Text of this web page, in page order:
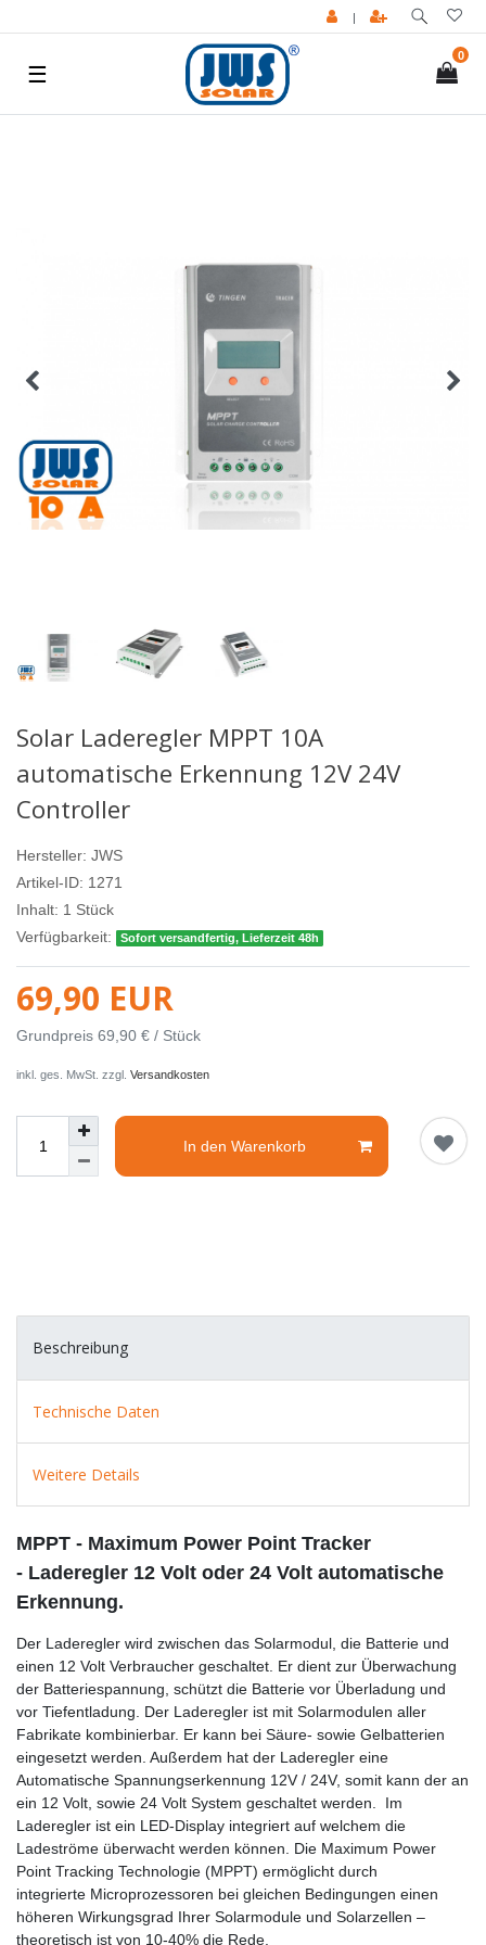
|
0
☰
Solar Laderegler MPPT 10A
automatische Erkennung 12V 24V
Controller
Hersteller: JWS
Artikel-ID: 1271
Inhalt: 1 Stück
Verfügbarkeit:
Sofort versandfertig, Lieferzeit 48h
69,90 EUR
Grundpreis 69,90 € / Stück
inkl. ges. MwSt. zzgl. Versandkosten
In den Warenkorb
Beschreibung
Technische Daten
Weitere Details
MPPT - Maximum Power Point Tracker
- Laderegler 12 Volt oder 24 Volt automatische
Erkennung.
Der Laderegler wird zwischen das Solarmodul, die Batterie und
einen 12 Volt Verbraucher geschaltet. Er dient zur Überwachung
der Batteriespannung, schützt die Batterie vor Überladung und
vor Tiefentladung. Der Laderegler ist mit Solarmodulen aller
Fabrikate kombinierbar. Er kann bei Säure- sowie Gelbatterien
eingesetzt werden. Außerdem hat der Laderegler eine
Automatische Spannungserkennung 12V / 24V, somit kann der an
ein 12 Volt, sowie 24 Volt System geschaltet werden.
Im
Laderegler ist ein LED-Display integriert auf welchem die
Ladeströme überwacht werden können. Die Maximum Power
Point Tracking Technologie (MPPT) ermöglicht durch
integrierte Microprozessoren bei gleichen Bedingungen einen
höheren Wirkungsgrad Ihrer Solarmodule und Solarzellen –
theoretisch ist von 10-40% die Rede.